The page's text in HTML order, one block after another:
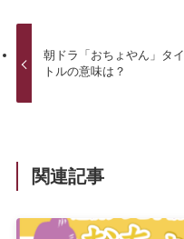
朝ドラ「おちょやん」タイ
トルの意味は？
関連記事